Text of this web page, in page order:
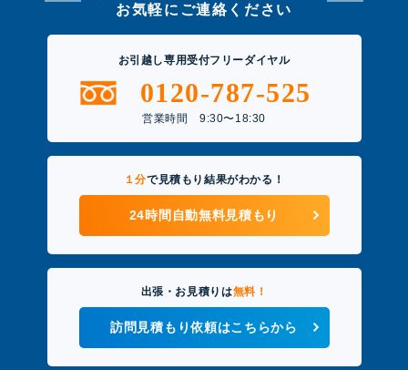
お気軽にご連絡ください
お引越し専用受付フリーダイヤル
0120-787-525
営業時間 9:30〜18:30
１分で見積もり結果がわかる！
24時間自動無料見積もり
出張・お見積りは無料！
訪問見積もり依頼はこちらから